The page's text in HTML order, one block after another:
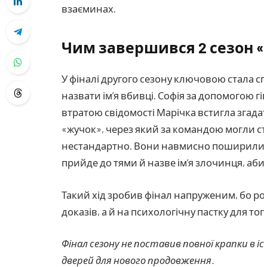
взаєминах.
Чим завершився 2 сезон
У фіналі другого сезону ключовою стала
назвати ім’я вбивці. Софія за допомогою
втратою свідомості Марічка встигла
«жучок», через який за командою могли
нестандартно. Вони навмисно поширили
прийде до тями й назве ім’я злочинця,
Такий хід зробив фінал напруженим, бо
доказів, а й на психологічну пастку для
Фінал сезону не поставив повної крапки
дверей для нового продовження.